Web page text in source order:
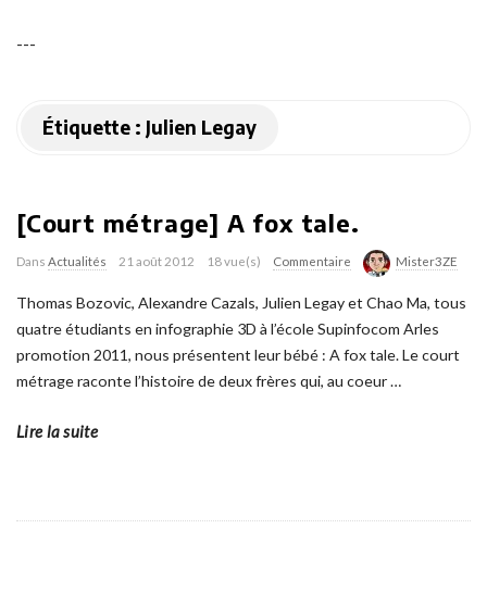
---
Étiquette : Julien Legay
[Court métrage] A fox tale.
Dans Actualités 21 août 2012 18 vue(s) Commentaire Mister3ZE
Thomas Bozovic, Alexandre Cazals, Julien Legay et Chao Ma, tous
quatre étudiants en infographie 3D à l’école Supinfocom Arles
promotion 2011, nous présentent leur bébé : A fox tale. Le court
métrage raconte l’histoire de deux frères qui, au coeur…
Lire la suite